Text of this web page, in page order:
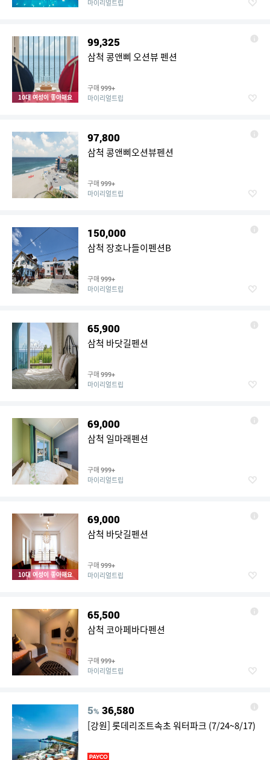
마이리얼트립
10대 여성이 좋아해요
99,325
삼척 콩앤삐 오션뷰 펜션
구매 999+
마이리얼트립
97,800
삼척 콩앤삐오션뷰펜션
구매 999+
마이리얼트립
150,000
삼척 장호나들이펜션B
구매 999+
마이리얼트립
65,900
삼척 바닷길펜션
구매 999+
마이리얼트립
69,000
삼척 일마래펜션
구매 999+
마이리얼트립
10대 여성이 좋아해요
69,000
삼척 바닷길펜션
구매 999+
마이리얼트립
65,500
삼척 코아페바다펜션
구매 999+
마이리얼트립
5% 36,580
[강원] 롯데리조트속초 워터파크 (7/24~8/17)